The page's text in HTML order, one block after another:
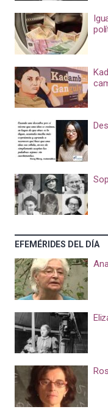
EFEMÉRIDES DEL DÍA